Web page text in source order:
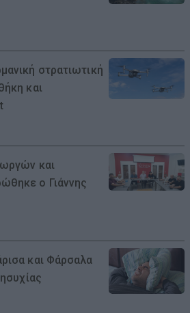
στρατιωτική
και
και
ο Γιάννης
και Φάρσαλα